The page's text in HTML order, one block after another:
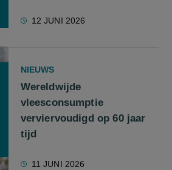
12 JUNI 2026
NIEUWS
Wereldwijde
vleesconsumptie
verviervoudigd op 60 jaar
tijd
11 JUNI 2026